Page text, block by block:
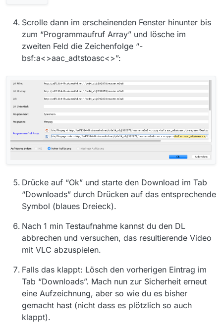
Scrolle dann im erscheinenden Fenster hinunter bis
zum “Programmaufruf Array” und lösche im
zweiten Feld die Zeichenfolge “-
bsf:a<>aac_adtstoasc<>”:
Drücke auf “Ok” und starte den Download im Tab
“Downloads” durch Drücken auf das entsprechende
Symbol (blaues Dreieck).
Nach 1 min Testaufnahme kannst du den DL
abbrechen und versuchen, das resultierende Video
mit VLC abzuspielen.
Falls das klappt: Lösch den vorherigen Eintrag im
Tab “Downloads”. Mach nun zur Sicherheit erneut
eine Aufzeichnung, aber so wie du es bisher
gemacht hast (nicht dass es plötzlich so auch
klappt).